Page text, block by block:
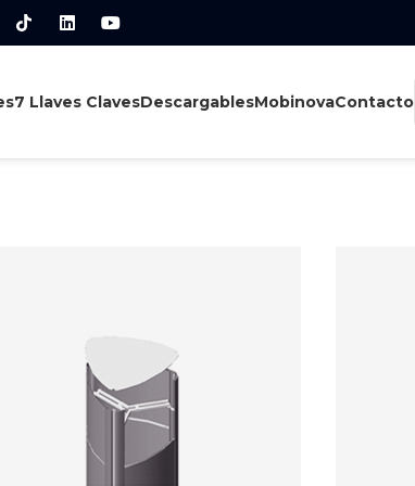
7 Llaves ClavesDescargablesMobinovaContacto